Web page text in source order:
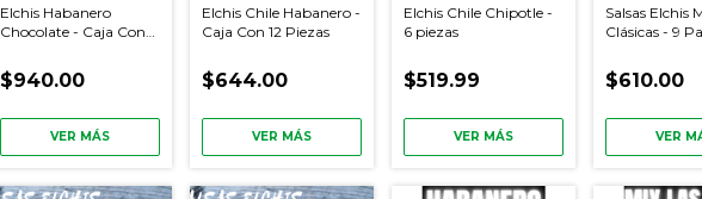
Elchis Habanero
Chocolate - Caja Con
$940.00
VER MÁS
Elchis Chile Habanero -
Caja Con 12 Piezas
$644.00
VER MÁS
Elchis Chile Chipotle -
6 piezas
$519.99
VER MÁS
Salsas Elchis
Clásicas - 9
$610.00
VER